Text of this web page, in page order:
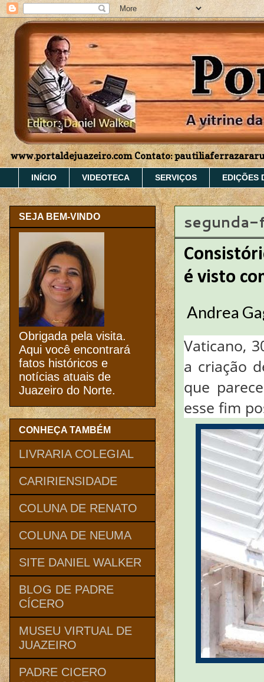
www.portaldejuazeiro.com Contato:
INÍCIO VIDEOTECA SERVIÇOS EDIÇÕES
segunda-
é visto
Andrea
Vaticano,
a criação
que
esse fim
SEJA BEM-VINDO
Obrigada pela visita.
Aqui você encontrará
fatos históricos e
notícias atuais de
Juazeiro do Norte.
CONHEÇA TAMBÉM
LIVRARIA COLEGIAL
CARIRIENSIDADE
COLUNA DE RENATO
COLUNA DE NEUMA
SITE DANIEL WALKER
BLOG DE PADRE
CÍCERO
MUSEU VIRTUAL DE
JUAZEIRO
PADRE CICERO